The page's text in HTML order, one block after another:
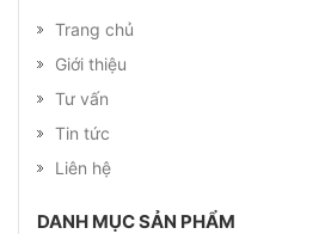
Trang chủ
Giới thiệu
Tư vấn
Tin tức
Liên hệ
DANH MỤC SẢN PHẨM